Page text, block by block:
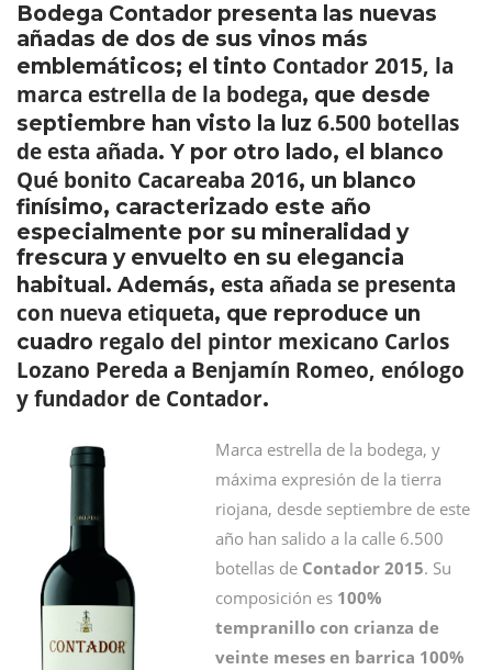
Bodega Contador presenta las nuevas
añadas de dos de sus vinos más
emblemáticos; el tinto Contador 2015, la
marca estrella de la bodega, que desde
septiembre han visto la luz 6.500 botellas
de esta añada. Y por otro lado, el blanco
Qué bonito Cacareaba 2016, un blanco
finísimo, caracterizado este año
especialmente por su mineralidad y
frescura y envuelto en su elegancia
habitual. Además, esta añada se presenta
con nueva etiqueta, que reproduce un
cuadro regalo del pintor mexicano Carlos
Lozano Pereda a Benjamín Romeo, enólogo
y fundador de Contador.
Marca estrella de la bodega, y
máxima expresión de la tierra
riojana, desde septiembre de este
año han salido a la calle 6.500
botellas de Contador 2015. Su
composición es 100%
tempranillo con crianza de
veinte meses en barrica 100%